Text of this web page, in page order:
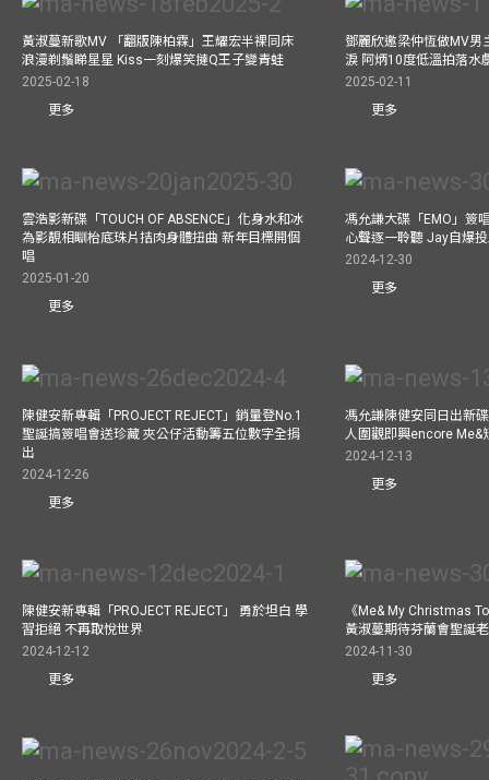
黃淑蔓新歌MV 「翻版陳柏霖」王耀宏半裸同床
浪漫剃鬚睇星星 Kiss一刻爆笑撻Q王子變青蛙
2025-02-18
更多
鄧麗欣邀梁仲恆做MV男
淚 阿炳10度低溫拍落水
2025-02-11
更多
雲浩影新碟「TOUCH OF ABSENCE」化身水和冰
為影靚相瞓枱底珠片拮肉身體扭曲 新年目標開個
唱
2025-01-20
更多
馮允謙大碟「EMO」簽
心聲逐一聆聽 Jay自爆
2024-12-30
更多
陳健安新專輯「PROJECT REJECT」銷量登No.1
聖誕搞簽唱會送珍藏 夾公仔活動籌五位數字全捐
出
2024-12-26
更多
馮允謙陳健安同日出新
人圍觀即興encore Me&
2024-12-13
更多
陳健安新專輯「PROJECT REJECT」 勇於坦白 學
習拒絕 不再取悅世界
2024-12-12
更多
《Me& My Christmas
黃淑蔓期待芬蘭會聖誕
2024-11-30
更多